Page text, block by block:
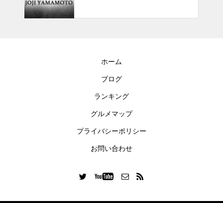
ホーム
ブログ
ランキング
グルメマップ
プライバシーポリシー
お問い合わせ